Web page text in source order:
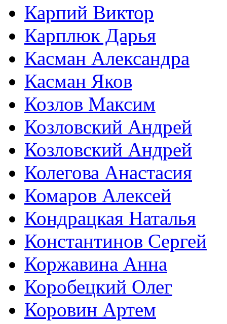
Карпий Виктор
Карплюк Дарья
Касман Александра
Касман Яков
Козлов Максим
Козловский Андрей
Козловский Андрей
Колегова Анастасия
Комаров Алексей
Кондрацкая Наталья
Константинов Сергей
Коржавина Анна
Коробецкий Олег
Коровин Артем